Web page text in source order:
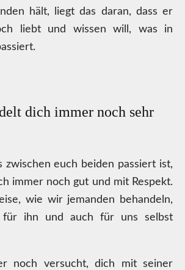
hält, liegt das daran, dass er
liebt und wissen will, was in
dich immer noch sehr
zwischen euch beiden passiert ist,
immer noch gut und mit Respekt.
wie wir jemanden behandeln,
ihn und auch für uns selbst
noch versucht, dich mit seiner